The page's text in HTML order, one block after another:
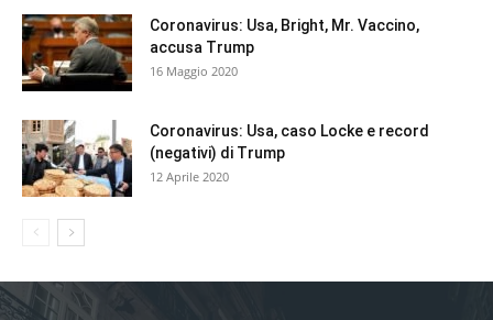
Coronavirus: Usa, Bright, Mr. Vaccino,
accusa Trump
16 Maggio 2020
Coronavirus: Usa, caso Locke e record
(negativi) di Trump
12 Aprile 2020